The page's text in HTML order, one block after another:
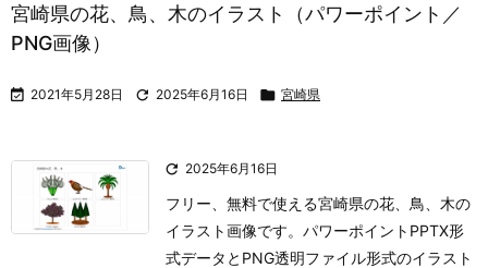
宮崎県の花、鳥、木のイラスト（パワーポイント／
PNG画像）
 2021年5月28日  2025年6月16日  宮崎県
 2025年6月16日
フリー、無料で使える宮崎県の花、鳥、木の
イラスト画像です。パワーポイントPPTX形
式データとPNG透明ファイル形式のイラスト